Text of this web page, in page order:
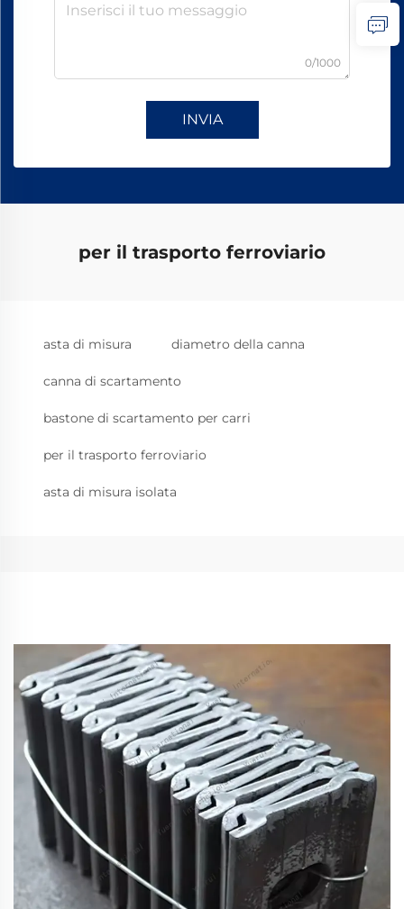
0/1000
INVIA
per il trasporto ferroviario
asta di misura diametro della canna
canna di scartamento
bastone di scartamento per carri
per il trasporto ferroviario
asta di misura isolata